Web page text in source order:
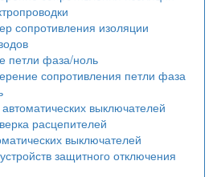
сопротивления изоляции
петли фаза/ноль
сопротивления петли фаза
автоматических выключателей
расцепителей
выключателей
защитного отключения